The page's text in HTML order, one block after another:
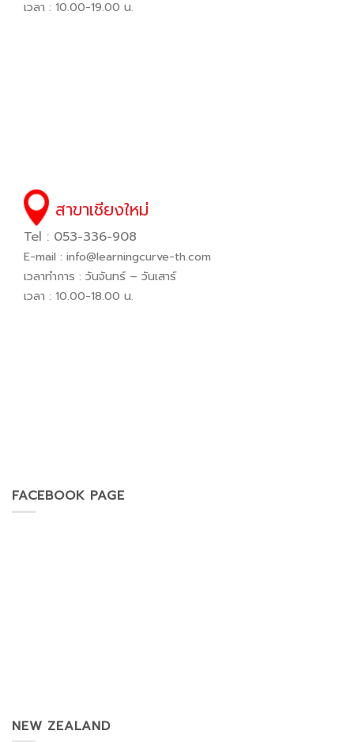
เวลา : 10.00-19.00 น.
สาขาเชียงใหม่
Tel : 053-336-908
E-mail : info@learningcurve-th.com
เวลาทำการ : วันจันทร์ – วันเสาร์
เวลา : 10.00-18.00 น.
FACEBOOK PAGE
NEW ZEALAND